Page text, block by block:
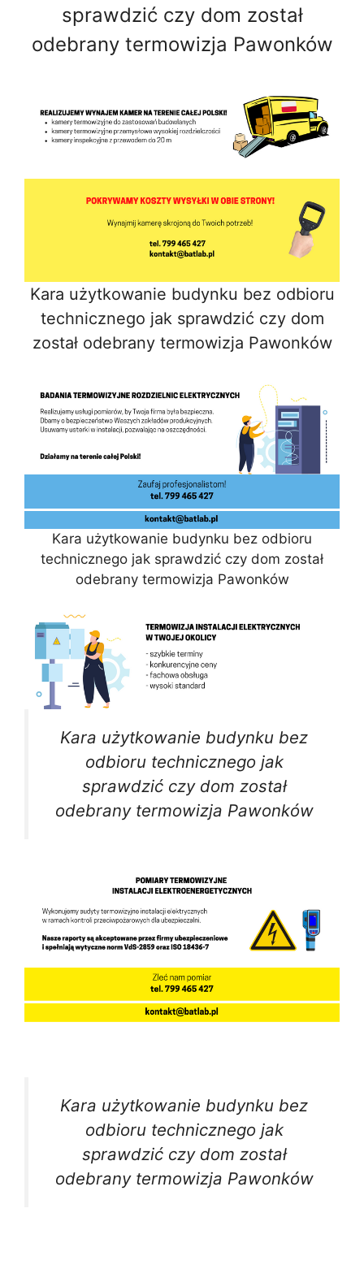
sprawdzić czy dom został
odebrany termowizja Pawonków
Kara użytkowanie budynku bez odbioru
technicznego jak sprawdzić czy dom
został odebrany termowizja Pawonków
Kara użytkowanie budynku bez odbioru
technicznego jak sprawdzić czy dom został
odebrany termowizja Pawonków
Kara użytkowanie budynku bez
odbioru technicznego jak
sprawdzić czy dom został
odebrany termowizja Pawonków
Kara użytkowanie budynku bez
odbioru technicznego jak
sprawdzić czy dom został
odebrany termowizja Pawonków